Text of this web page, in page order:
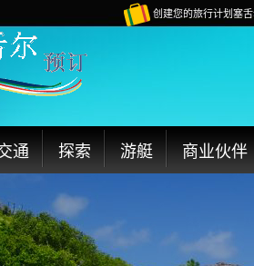
创建您的旅行计划塞
通 探索 游艇 商业伙伴